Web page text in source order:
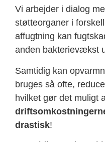
Vi arbejder i dialog
støtteorganer i
affugtning kan
anden bakterievækst
Samtidig kan
bruges så ofte,
hvilket gør det muligt
drastisk!